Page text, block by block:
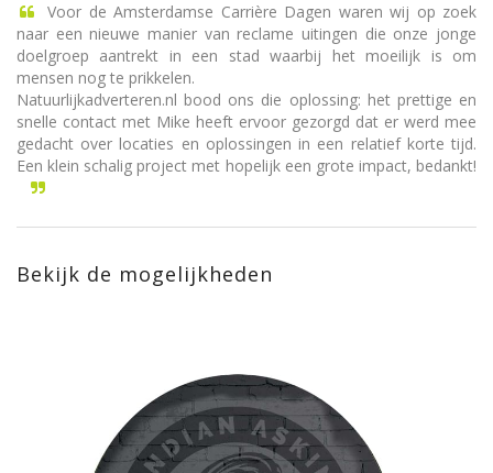
Voor de Amsterdamse Carrière Dagen waren wij op zoek
naar een nieuwe manier van reclame uitingen die onze jonge
doelgroep aantrekt in een stad waarbij het moeilijk is om
mensen nog te prikkelen.
Natuurlijkadverteren.nl bood ons die oplossing: het prettige en
snelle contact met Mike heeft ervoor gezorgd dat er werd mee
gedacht over locaties en oplossingen in een relatief korte tijd.
Een klein schalig project met hopelijk een grote impact, bedankt!
Bekijk de mogelijkheden